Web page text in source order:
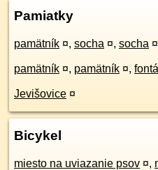
Pamiatky
pamätník ¤, socha ¤, socha ¤
pamätník ¤, pamätník ¤,
Jevišovice ¤
Bicykel
miesto na uviazanie psov ¤,